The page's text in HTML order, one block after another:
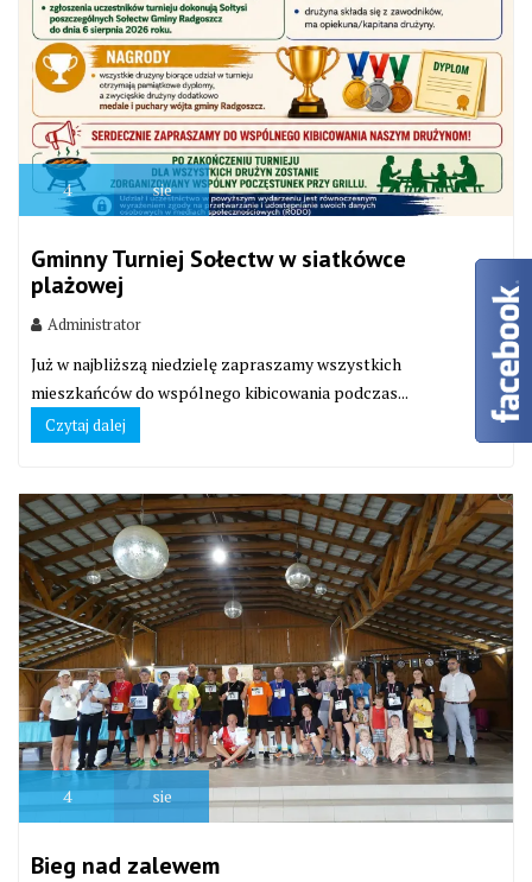
4 sie
Gminny Turniej Sołectw w siatkówce
plażowej
Administrator
Już w najbliższą niedzielę zapraszamy wszystkich
mieszkańców do wspólnego kibicowania podczas...
Czytaj dalej
4 sie
Bieg nad zalewem